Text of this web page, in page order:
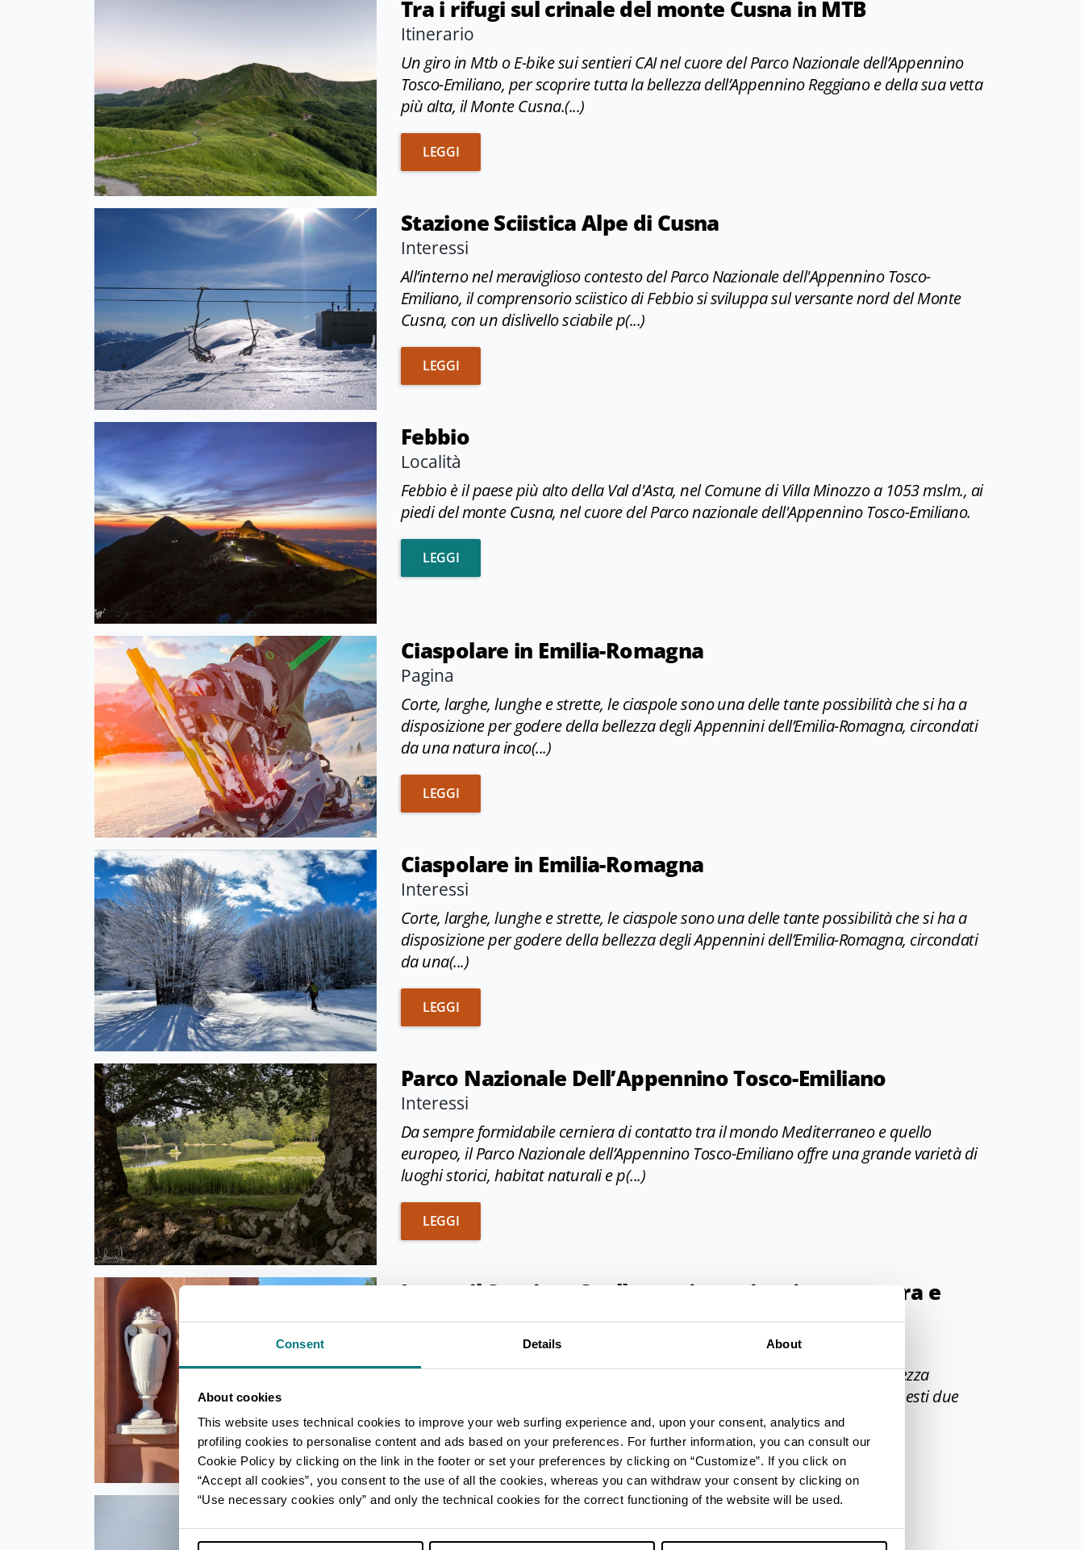
Consent Details About
About cookies
This website uses technical cookies to improve your web surfing experience and, upon your consent, analytics and
profiling cookies to personalise content and ads based on your preferences. For further information, you can consult our
Cookie Policy by clicking on the link in the footer or set your preferences by clicking on “Customize”. If you click on
“Accept all cookies”, you consent to the use of all the cookies, whereas you can withdraw your consent by clicking on
“Use necessary cookies only” and only the technical cookies for the correct functioning of the website will be used.
Tra i rifugi sul crinale del monte Cusna in MTB
Itinerario
Un giro in Mtb o E-bike sui sentieri CAI nel cuore del Parco Nazionale dell’Appennino
Tosco-Emiliano, per scoprire tutta la bellezza dell’Appennino Reggiano e della sua vetta
più alta, il Monte Cusna.(...)
LEGGITRA I RIFUGI SUL CRINALE DEL MONTE CUSNA IN MTB
Stazione Sciistica Alpe di Cusna
Interessi
All’interno nel meraviglioso contesto del Parco Nazionale dell'Appennino Tosco-
Emiliano, il comprensorio sciistico di Febbio si sviluppa sul versante nord del Monte
Cusna, con un dislivello sciabile p(...)
LEGGISTAZIONE SCIISTICA ALPE DI CUSNA
Febbio
Località
Febbio è il paese più alto della Val d'Asta, nel Comune di Villa Minozzo a 1053 mslm., ai
piedi del monte Cusna, nel cuore del Parco nazionale dell'Appennino Tosco-Emiliano.
LEGGIFEBBIO
Ciaspolare in Emilia-Romagna
Pagina
Corte, larghe, lunghe e strette, le ciaspole sono una delle tante possibilità che si ha a
disposizione per godere della bellezza degli Appennini dell’Emilia-Romagna, circondati
da una natura inco(...)
LEGGICIASPOLARE IN EMILIA-ROMAGNA
Ciaspolare in Emilia-Romagna
Interessi
Corte, larghe, lunghe e strette, le ciaspole sono una delle tante possibilità che si ha a
disposizione per godere della bellezza degli Appennini dell’Emilia-Romagna, circondati
da una(...)
LEGGICIASPOLARE IN EMILIA-ROMAGNA
Parco Nazionale Dell’Appennino Tosco-Emiliano
Interessi
Da sempre formidabile cerniera di contatto tra il mondo Mediterraneo e quello
europeo, il Parco Nazionale dell’Appennino Tosco-Emiliano offre una grande varietà di
luoghi storici, habitat naturali e p(...)
LEGGIPARCO NAZIONALE DELL’APPENNINO TOSCO-EMILIANO
Lungo il Sentiero Spallanzani: un viaggio tra natura e
cultura
L’Emilia-Romagna è famosa per le sua bellezze naturalistiche e la sua ricchezza
culturale e il Sentiero Spallanzani rappresenta un connubio perfetto tra questi due
mondi affascinanti.
LEGGILUNGO IL SENTIERO SPALLANZANI: UN VIAGGIO TRA NATURA E CULTURA
Villa Minozzo
Località